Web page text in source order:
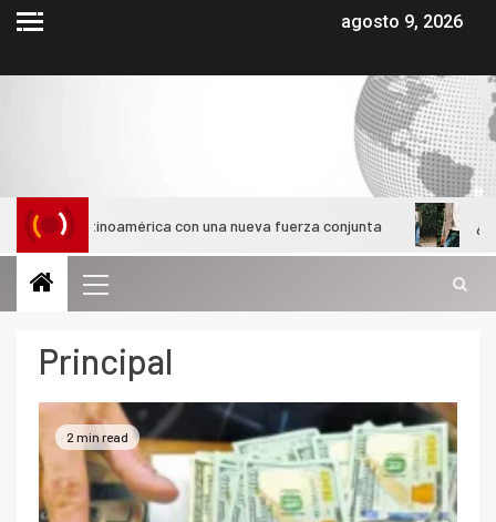
agosto 9, 2026
con una nueva fuerza conjunta ¿Cómo
Principal
2 min read